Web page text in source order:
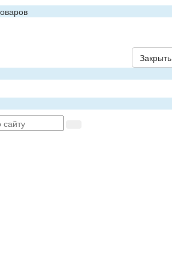
Закрыть